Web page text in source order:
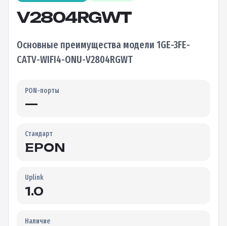
V2804RGWT
Основные преимущества модели 1GE-3FE-
CATV-WIFI4-ONU-V2804RGWT
PON-порты
—
Стандарт
EPON
Uplink
1.0
Наличие